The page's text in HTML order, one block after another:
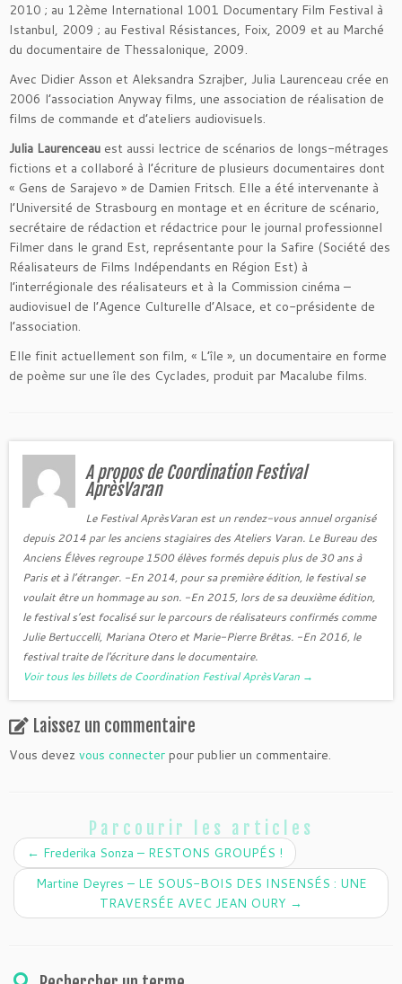
2010 ; au 12ème International 1001 Documentary Film Festival à
Istanbul, 2009 ; au Festival Résistances, Foix, 2009 et au Marché
du documentaire de Thessalonique, 2009.
Avec Didier Asson et Aleksandra Szrajber, Julia Laurenceau crée en
2006 l’association Anyway films, une association de réalisation de
films de commande et d’ateliers audiovisuels.
Julia Laurenceau est aussi lectrice de scénarios de longs-métrages
fictions et a collaboré à l’écriture de plusieurs documentaires dont
« Gens de Sarajevo » de Damien Fritsch. Elle a été intervenante à
l’Université de Strasbourg en montage et en écriture de scénario,
secrétaire de rédaction et rédactrice pour le journal professionnel
Filmer dans le grand Est, représentante pour la Safire (Société des
Réalisateurs de Films Indépendants en Région Est) à
l’interrégionale des réalisateurs et à la Commission cinéma –
audiovisuel de l’Agence Culturelle d’Alsace, et co-présidente de
l’association.
Elle finit actuellement son film, « L’île », un documentaire en forme
de poème sur une île des Cyclades, produit par Macalube films.
A propos de Coordination Festival
AprèsVaran
Le Festival AprèsVaran est un rendez-vous annuel organisé
depuis 2014 par les anciens stagiaires des Ateliers Varan. Le Bureau des
Anciens Élèves regroupe 1500 élèves formés depuis plus de 30 ans à
Paris et à l’étranger. -En 2014, pour sa première édition, le festival se
voulait être un hommage au son. -En 2015, lors de sa deuxième édition,
le festival s’est focalisé sur le parcours de réalisateurs confirmés comme
Julie Bertuccelli, Mariana Otero et Marie-Pierre Brêtas. -En 2016, le
festival traite de l'écriture dans le documentaire.
Voir tous les billets de Coordination Festival AprèsVaran →
Laissez un commentaire
Vous devez vous connecter pour publier un commentaire.
Parcourir les articles
← Frederika Sonza – RESTONS GROUPÉS !
Martine Deyres – LE SOUS-BOIS DES INSENSÉS : UNE
TRAVERSÉE AVEC JEAN OURY →